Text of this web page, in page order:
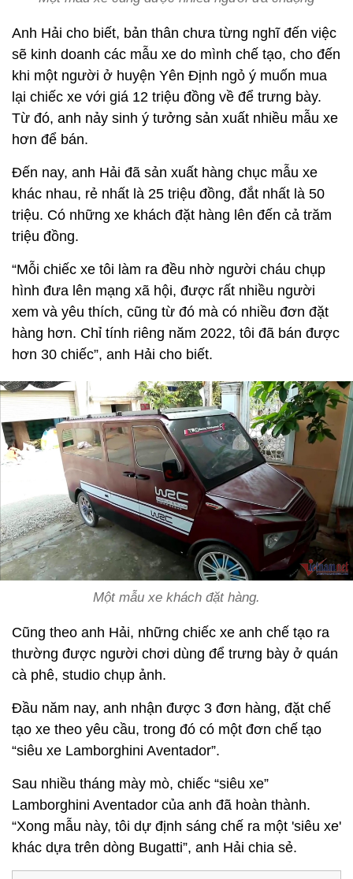
Anh Hải cho biết, bản thân chưa từng nghĩ đến việc
sẽ kinh doanh các mẫu xe do mình chế tạo, cho đến
khi một người ở huyện Yên Định ngỏ ý muốn mua
lại chiếc xe với giá 12 triệu đồng về để trưng bày.
Từ đó, anh nảy sinh ý tưởng sản xuất nhiều mẫu xe
hơn để bán.
Đến nay, anh Hải đã sản xuất hàng chục mẫu xe
khác nhau, rẻ nhất là 25 triệu đồng, đắt nhất là 50
triệu. Có những xe khách đặt hàng lên đến cả trăm
triệu đồng.
“Mỗi chiếc xe tôi làm ra đều nhờ người cháu chụp
hình đưa lên mạng xã hội, được rất nhiều người
xem và yêu thích, cũng từ đó mà có nhiều đơn đặt
hàng hơn. Chỉ tính riêng năm 2022, tôi đã bán được
hơn 30 chiếc”, anh Hải cho biết.
Một mẫu xe khách đặt hàng.
Cũng theo anh Hải, những chiếc xe anh chế tạo ra
thường được người chơi dùng để trưng bày ở quán
cà phê, studio chụp ảnh.
Đầu năm nay, anh nhận được 3 đơn hàng, đặt chế
tạo xe theo yêu cầu, trong đó có một đơn chế tạo
“siêu xe Lamborghini Aventador”.
Sau nhiều tháng mày mò, chiếc “siêu xe”
Lamborghini Aventador của anh đã hoàn thành.
“Xong mẫu này, tôi dự định sáng chế ra một 'siêu xe'
khác dựa trên dòng Bugatti”, anh Hải chia sẻ.